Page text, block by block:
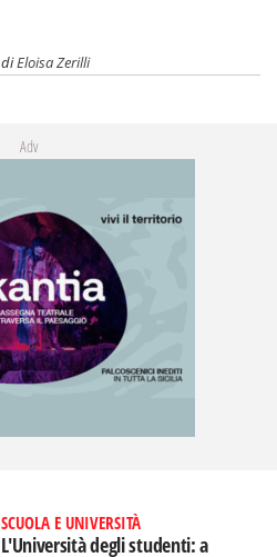
diEloisa Zerilli
Adv
SCUOLA E UNIVERSITÀ
L'Università degli studenti: a